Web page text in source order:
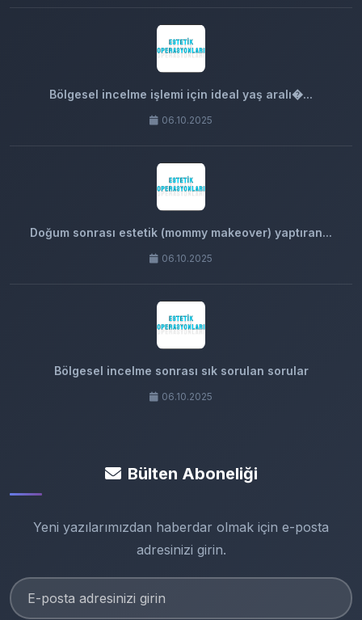
Bölgesel incelme işlemi için ideal yaş aralı�...
06.10.2025
Doğum sonrası estetik (mommy makeover) yaptıran...
06.10.2025
Bölgesel incelme sonrası sık sorulan sorular
06.10.2025
Bülten Aboneliği
Yeni yazılarımızdan haberdar olmak için e-posta
adresinizi girin.